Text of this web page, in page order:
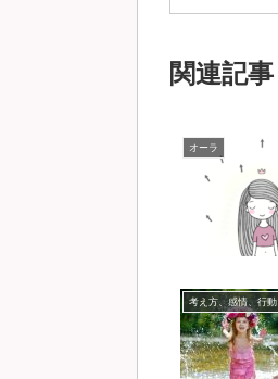
関連記事
オーラ
考え方、感情、行動